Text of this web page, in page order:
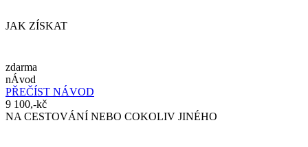
JAK ZÍSKAT
zdarma
nÁvod
PŘEČÍST NÁVOD
9 100,-kč
NA CESTOVÁNÍ NEBO COKOLIV JINÉHO